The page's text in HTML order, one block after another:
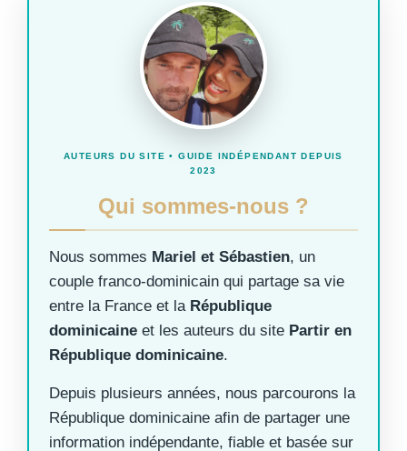
AUTEURS DU SITE • GUIDE INDÉPENDANT DEPUIS
2023
Qui sommes-nous ?
Nous sommes Mariel et Sébastien, un
couple franco-dominicain qui partage sa vie
entre la France et la République
dominicaine et les auteurs du site Partir en
République dominicaine.
Depuis plusieurs années, nous parcourons la
République dominicaine afin de partager une
information indépendante, fiable et basée sur